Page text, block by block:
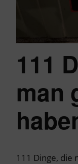
111
man
111 Dinge, die